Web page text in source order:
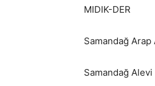
MIDIK-DER
Samandağ
Samandağ